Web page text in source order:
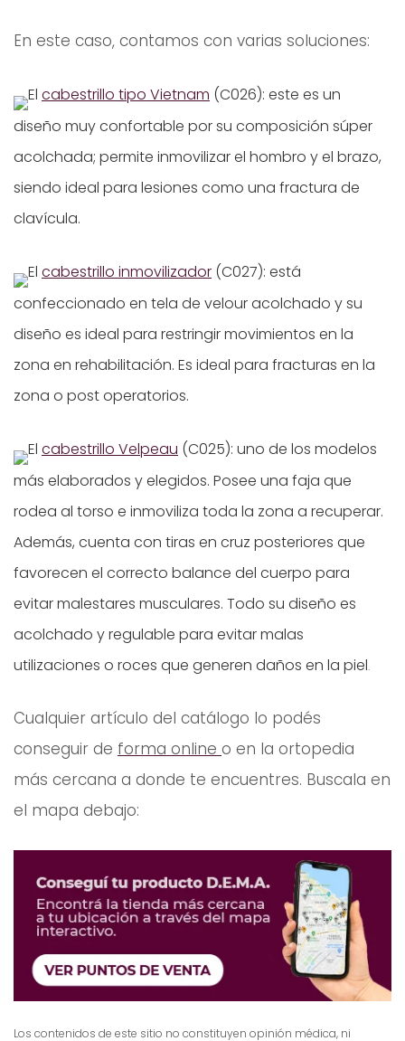
En este caso, contamos con varias soluciones:
El cabestrillo tipo Vietnam (C026): este es un
diseño muy confortable por su composición súper
acolchada; permite inmovilizar el hombro y el brazo,
siendo ideal para lesiones como una fractura de
clavícula.
El cabestrillo inmovilizador (C027): está
confeccionado en tela de velour acolchado y su
diseño es ideal para restringir movimientos en la
zona en rehabilitación. Es ideal para fracturas en la
zona o post operatorios.
El cabestrillo Velpeau (C025): uno de los modelos
más elaborados y elegidos. Posee una faja que
rodea al torso e inmoviliza toda la zona a recuperar.
Además, cuenta con tiras en cruz posteriores que
favorecen el correcto balance del cuerpo para
evitar malestares musculares. Todo su diseño es
acolchado y regulable para evitar malas
utilizaciones o roces que generen daños en la piel.
Cualquier artículo del catálogo lo podés
conseguir de forma online o en la ortopedia
más cercana a donde te encuentres. Buscala en
el mapa debajo:
Los contenidos de este sitio no constituyen opinión médica, ni